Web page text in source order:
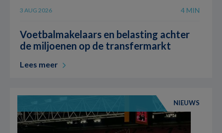
3 AUG 2026 4 MIN
Voetbalmakelaars en belasting achter
de miljoenen op de transfermarkt
Lees meer
NIEUWS